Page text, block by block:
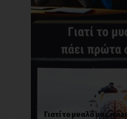
Γιατί το μυαλό μας